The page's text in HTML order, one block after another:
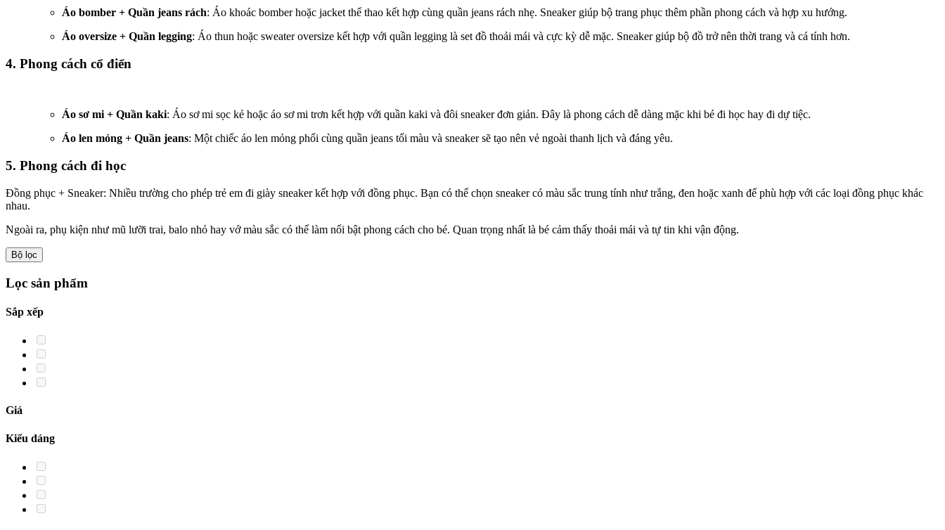
Áo bomber + Quần jeans rách: Áo khoác bomber hoặc jacket thể thao kết hợp cùng quần jeans rách nhẹ. Sneaker giúp bộ trang phục thêm phần phong cách và hợp xu hướng.
Áo oversize + Quần legging: Áo thun hoặc sweater oversize kết hợp với quần legging là set đồ thoải mái và cực kỳ dễ mặc. Sneaker giúp bộ đồ trở nên thời trang và cá tính hơn.
4. Phong cách cổ điển
Áo sơ mi + Quần kaki: Áo sơ mi sọc kẻ hoặc áo sơ mi trơn kết hợp với quần kaki và đôi sneaker đơn giản. Đây là phong cách dễ dàng mặc khi bé đi học hay đi dự tiệc.
Áo len mỏng + Quần jeans: Một chiếc áo len mỏng phối cùng quần jeans tối màu và sneaker sẽ tạo nên vẻ ngoài thanh lịch và đáng yêu.
5. Phong cách đi học
Đồng phục + Sneaker: Nhiều trường cho phép trẻ em đi giày sneaker kết hợp với đồng phục. Bạn có thể chọn sneaker có màu sắc trung tính như trắng, đen hoặc xanh để phù hợp với các loại đồng phục khác
nhau.
Ngoài ra, phụ kiện như mũ lưỡi trai, balo nhỏ hay vớ màu sắc có thể làm nổi bật phong cách cho bé. Quan trọng nhất là bé cảm thấy thoải mái và tự tin khi vận động.
Bộ lọc
Lọc sản phẩm
Sắp xếp
Giá
Kiểu dáng